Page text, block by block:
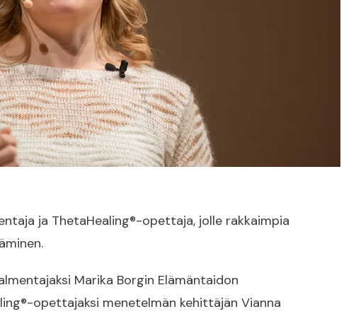
ja ThetaHealing®-opettaja, jolle rakkaimpia
Marika Borgin Elämäntaidon
opettajaksi menetelmän kehittäjän Vianna